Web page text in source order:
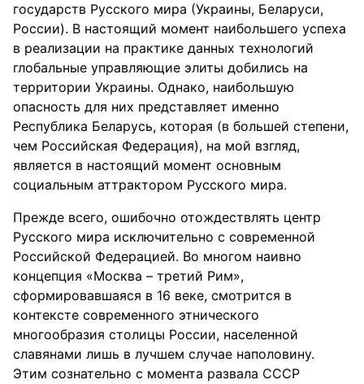
государств Русского мира (Украины, Беларуси,
России). В настоящий момент наибольшего успеха
в реализации на практике данных технологий
глобальные управляющие элиты добились на
территории Украины. Однако, наибольшую
опасность для них представляет именно
Республика Беларусь, которая (в большей степени,
чем Российская Федерация), на мой взгляд,
является в настоящий момент основным
социальным аттрактором Русского мира.
Прежде всего, ошибочно отождествлять центр
Русского мира исключительно с современной
Российской Федерацией. Во многом наивно
концепция «Москва – третий Рим»,
сформировавшаяся в 16 веке, смотрится в
контексте современного этнического
многообразия столицы России, населенной
славянами лишь в лучшем случае наполовину.
Этим сознательно с момента развала СССР